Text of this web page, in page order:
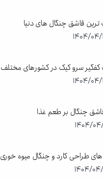
قاشق چنگال‌ های دنیا
1404/
کفگیر سرو کیک در کشورهای مختلف
1404/04/
قاشق چنگال بر طعم غذا
1404/
طراحی کارد و چنگال میوه خوری
1404/